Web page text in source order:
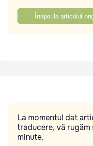
Înapoi la articolul
La momentul dat
traducere, vă
minute.